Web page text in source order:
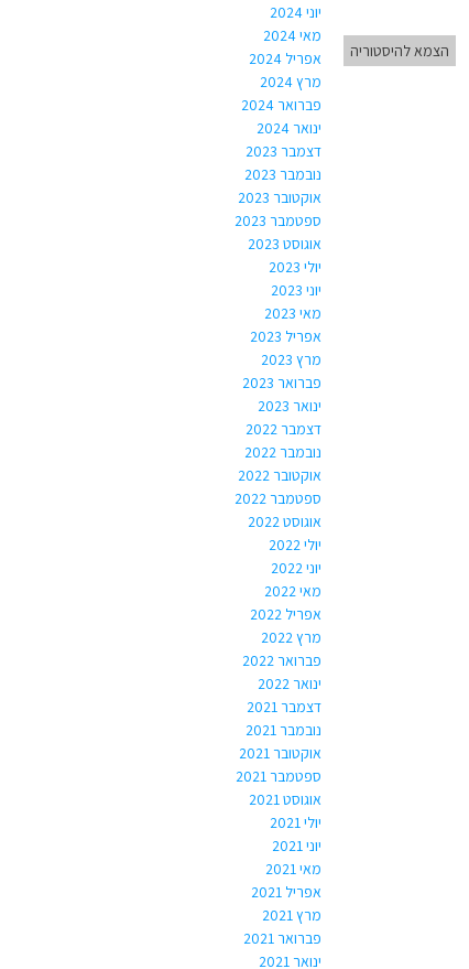
הצמא להיסטוריה
יוני 2024
מאי 2024
אפריל 2024
מרץ 2024
פברואר 2024
ינואר 2024
דצמבר 2023
נובמבר 2023
אוקטובר 2023
ספטמבר 2023
אוגוסט 2023
יולי 2023
יוני 2023
מאי 2023
אפריל 2023
מרץ 2023
פברואר 2023
ינואר 2023
דצמבר 2022
נובמבר 2022
אוקטובר 2022
ספטמבר 2022
אוגוסט 2022
יולי 2022
יוני 2022
מאי 2022
אפריל 2022
מרץ 2022
פברואר 2022
ינואר 2022
דצמבר 2021
נובמבר 2021
אוקטובר 2021
ספטמבר 2021
אוגוסט 2021
יולי 2021
יוני 2021
מאי 2021
אפריל 2021
מרץ 2021
פברואר 2021
ינואר 2021